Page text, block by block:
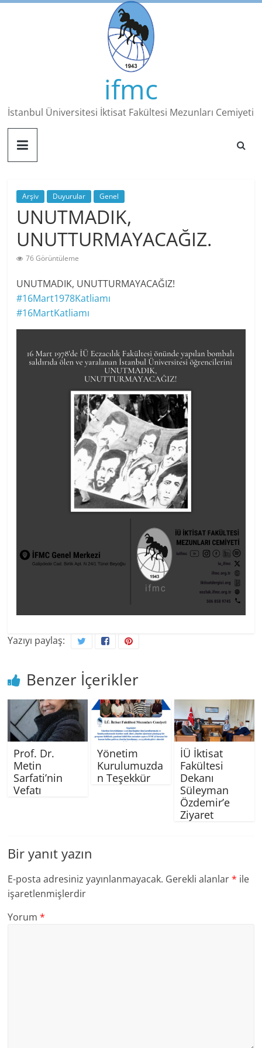
Skip
ifmc
İstanbul Üniversitesi İktisat Fakültesi Mezunları Cemiyeti
Arşiv Duyurular Genel
UNUTMADIK,
UNUTTURMAYACAĞIZ.
76 Görüntüleme
UNUTMADIK, UNUTTURMAYACAĞIZ!
#16Mart1978Katliamı
#16MartKatliamı
Yazıyı paylaş:
Benzer İçerikler
Prof. Dr.
Metin
Sarfati’nin
Vefatı
Yönetim
Kurulumuzda
n Teşekkür
İÜ İktisat
Fakültesi
Dekanı
Süleyman
Özdemir’e
Ziyaret
Bir yanıt yazın
E-posta adresiniz yayınlanmayacak. Gerekli alanlar* ile
işaretlenmişlerdir
Yorum*